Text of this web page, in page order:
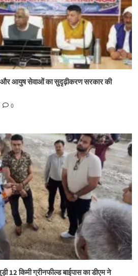
और आयुष सेवाओं का सुदृढ़ीकरण सरकार की
0
12 किमी ग्रीनफील्ड बाईपास का डीएम ने